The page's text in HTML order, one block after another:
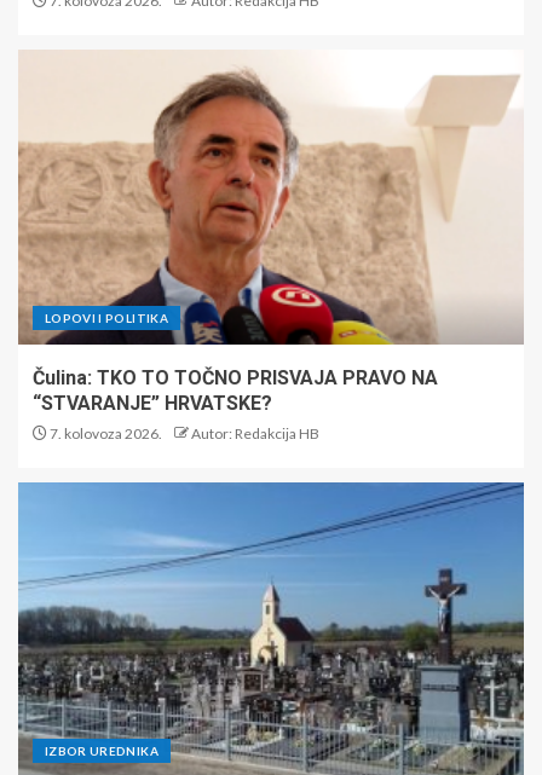
LOPOVI I POLITIKA
Čulina: TKO TO TOČNO PRISVAJA PRAVO NA
“STVARANJE” HRVATSKE?
7. kolovoza 2026. Autor: Redakcija HB
IZBOR UREDNIKA